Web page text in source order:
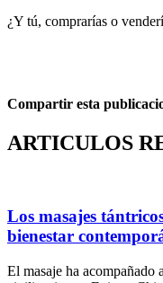
¿Y tú, comprarías o
Compartir esta
ARTICULOS
Los masajes
bienestar
El masaje ha acompañado